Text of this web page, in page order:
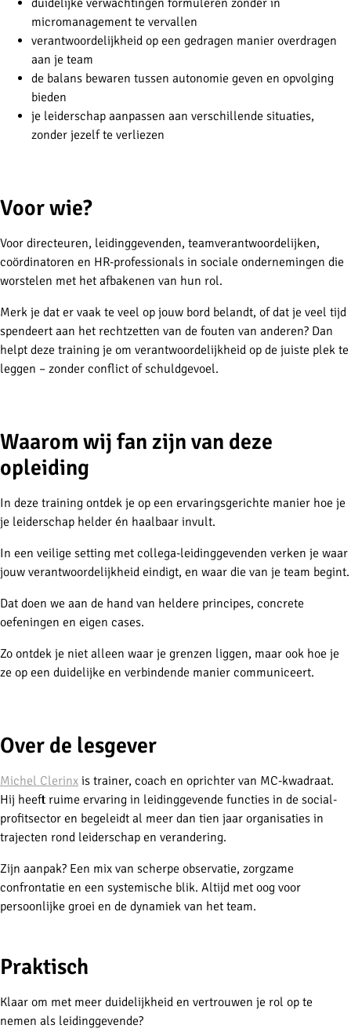
micromanagement te vervallen
verantwoordelijkheid op een gedragen manier overdragen
aan je team
de balans bewaren tussen autonomie geven en opvolging
bieden
je leiderschap aanpassen aan verschillende situaties,
zonder jezelf te verliezen
Voor wie?
Voor directeuren, leidinggevenden, teamverantwoordelijken,
coördinatoren en HR-professionals in sociale ondernemingen die
worstelen met het afbakenen van hun rol.
Merk je dat er vaak te veel op jouw bord belandt, of dat je veel tijd
spendeert aan het rechtzetten van de fouten van anderen? Dan
helpt deze training je om verantwoordelijkheid op de juiste plek te
leggen – zonder conflict of schuldgevoel.
Waarom wij fan zijn van deze
opleiding
In deze training ontdek je op een ervaringsgerichte manier hoe je
je leiderschap helder én haalbaar invult.
In een veilige setting met collega-leidinggevenden verken je waar
jouw verantwoordelijkheid eindigt, en waar die van je team begint.
Dat doen we aan de hand van heldere principes, concrete
oefeningen en eigen cases.
Zo ontdek je niet alleen waar je grenzen liggen, maar ook hoe je
ze op een duidelijke en verbindende manier communiceert.
Over de lesgever
Michel Clerinx is trainer, coach en oprichter van MC-kwadraat.
Hij heeft ruime ervaring in leidinggevende functies in de social-
profitsector en begeleidt al meer dan tien jaar organisaties in
trajecten rond leiderschap en verandering.
Zijn aanpak? Een mix van scherpe observatie, zorgzame
confrontatie en een systemische blik. Altijd met oog voor
persoonlijke groei en de dynamiek van het team.
Praktisch
Klaar om met meer duidelijkheid en vertrouwen je rol op te
nemen als leidinggevende?